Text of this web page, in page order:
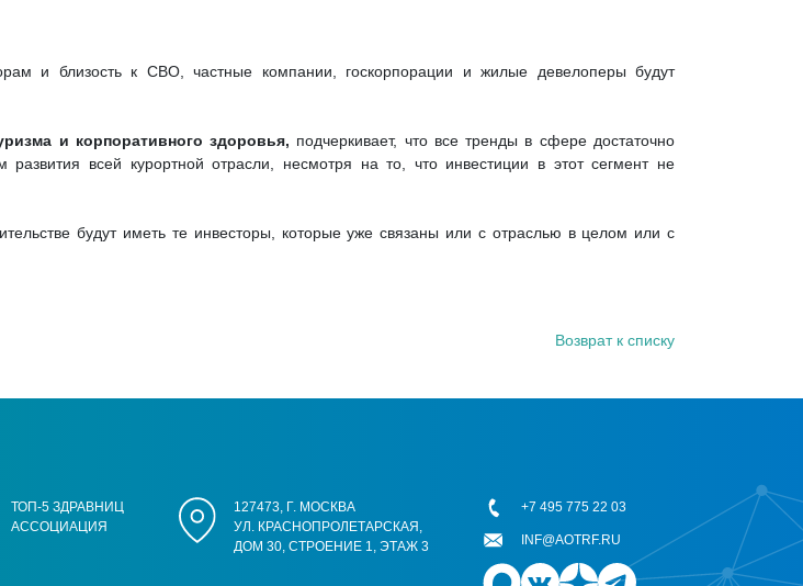
и близость к СВО, частные компании, госкорпорации и жилые девелоперы будут
и корпоративного здоровья, подчеркивает, что все тренды в сфере достаточно
развития всей курортной отрасли, несмотря на то, что инвестиции в этот сегмент не
будут иметь те инвесторы, которые уже связаны или с отраслью в целом или с
Возврат к списку
ТОП-5 ЗДРАВНИЦ
АССОЦИАЦИЯ
127473, Г. МОСКВА
УЛ. КРАСНОПРОЛЕТАРСКАЯ,
ДОМ 30, СТРОЕНИЕ 1, ЭТАЖ 3
+7 495 775 22 03
INF@AOTRF.RU